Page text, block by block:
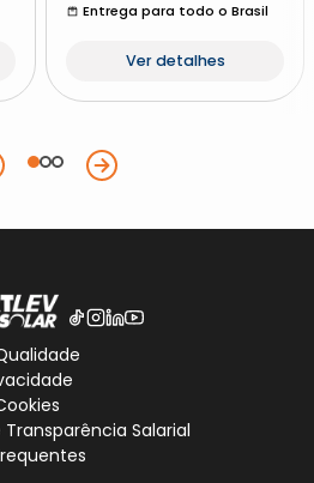
Entrega para todo o Brasil
Ver detalhes
Salarial